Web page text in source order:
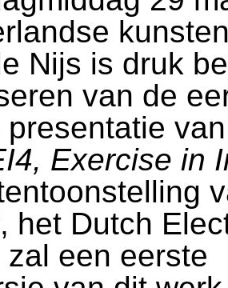
Nijs is druk
van de
presentatie
Exercise in
het Dutch
zal een eerste